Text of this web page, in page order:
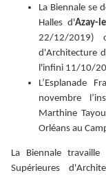
La Biennale se
Halles d'Azay-
22/12/2019)
d'Architecture
l'infini 11/10/
L’Esplanade
novembre
Marthine
Orléans au
La Biennale
Supérieures